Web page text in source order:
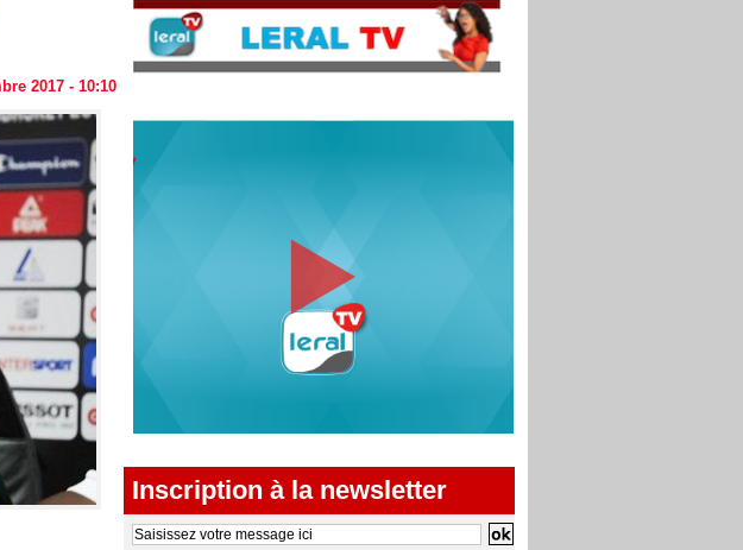
2017 - 10:10
Inscription à la newsletter